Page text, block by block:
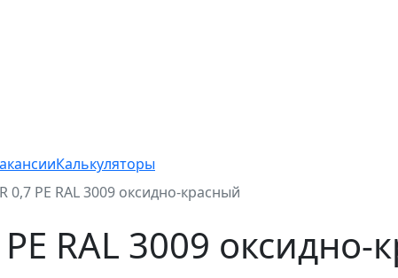
Калькуляторы
0,7 PE RAL 3009 оксидно-красный
RAL 3009 оксидно-